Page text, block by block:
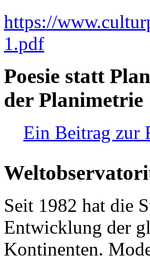
https://
1.pdf
Poesie statt
der Planimetrie
Ein Beitrag zur
Seit 1982 hat die
Entwicklung der
Kontinenten.